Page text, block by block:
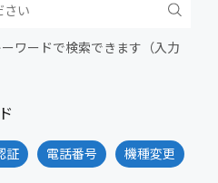
ワードで検索できます（入力
証 電話番号 機種変更